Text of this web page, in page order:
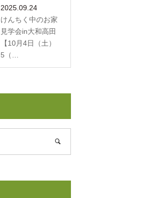
2025.09.24
けんちく中のお家
見学会in大和高田
【10月4日（土）
5（…